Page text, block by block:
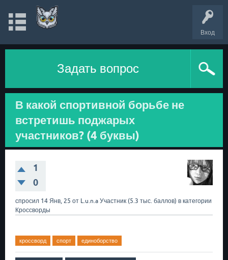
Вход
Задать вопрос
В какой спортивной борьбе не
встретишь поджарых
участников? (4 буквы)
1
0
спросил 14 Янв, 25 от L.u.n.a Участник (5.3 тыс. баллов) в категории
Кроссворды
кроссворд спорт единоборство